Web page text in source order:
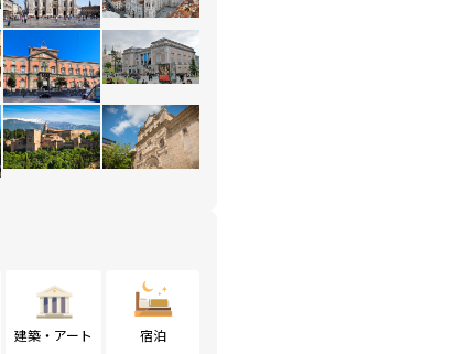
建築・アート 宿泊